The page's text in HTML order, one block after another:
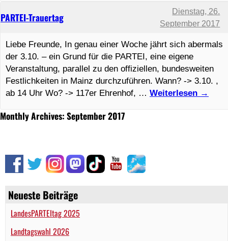
Neueste Beiträge
LandesPARTEItag 2025
Landtagswahl 2026
Monthly Archives: September 2017
PARTEI-Trauertag
Dienstag, 26.
September 2017
Liebe Freunde, In genau einer Woche jährt sich abermals
der 3.10. – ein Grund für die PARTEI, eine eigene
Veranstaltung, parallel zu den offiziellen, bundesweiten
Festlichkeiten in Mainz durchzuführen. Wann? -> 3.10. ,
ab 14 Uhr Wo? -> 117er Ehrenhof, … Weiterlesen →